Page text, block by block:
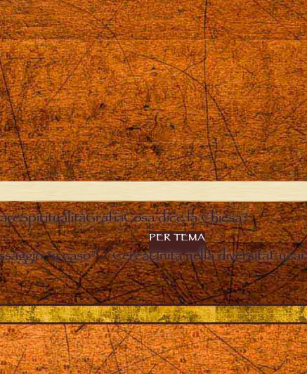
SpiritualitàGrafiaCosa dice la Chiesa?
“a caso” Cerca
PER TEMA
Unità nella diversità